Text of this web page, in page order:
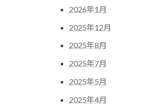
2026年1月
2025年12月
2025年8月
2025年7月
2025年5月
2025年4月